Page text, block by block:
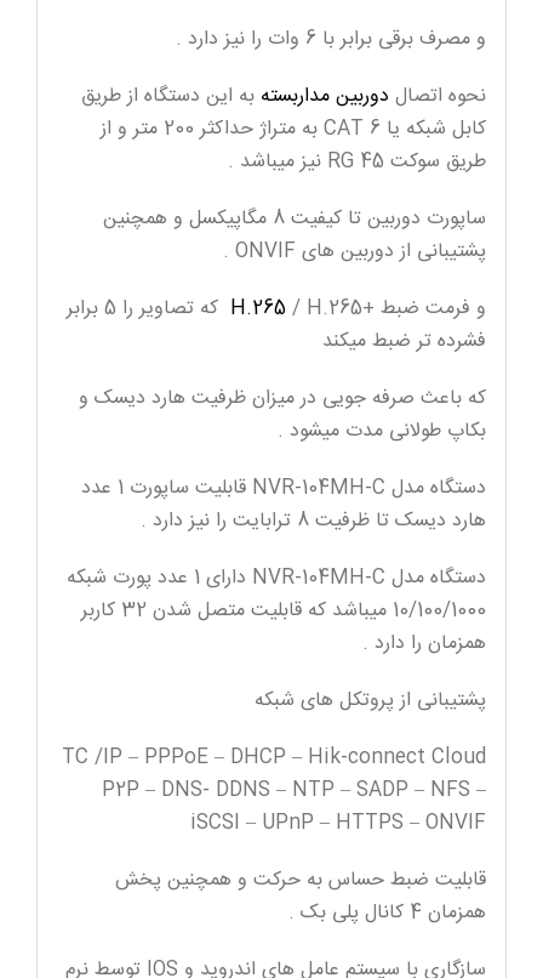
و مصرف برقی برابر با 6 وات را نیز دارد .
نحوه اتصال دوربین مداربسته به این دستگاه از طریق
کابل شبکه یا CAT 6 به متراژ حداکثر 200 متر و از
طریق سوکت RG 45 نیز میباشد .
ساپورت دوربین تا کیفیت 8 مگاپیکسل و همچنین
پشتیبانی از دوربین های ONVIF .
و فرمت ضبط +
H.265
/ H.265 که تصاویر را 5 برابر
فشرده تر ضبط میکند
که باعث صرفه جویی در میزان ظرفیت هارد دیسک و
بکاپ طولانی مدت میشود .
دستگاه مدل NVR-104MH-C قابلیت ساپورت 1 عدد
هارد دیسک تا ظرفیت 8 ترابایت را نیز دارد .
دستگاه مدل NVR-104MH-C دارای 1 عدد پورت شبکه
10/100/1000 میباشد که قابلیت متصل شدن 32 کاربر
همزمان را دارد .
پشتیبانی از پروتکل های شبکه
TC /IP – PPPoE – DHCP – Hik-connect Cloud
P2P – DNS- DDNS – NTP – SADP – NFS –
iSCSI – UPnP – HTTPS – ONVIF
قابلیت ضبط حساس به حرکت و همچنین پخش
همزمان 4 کانال پلی بک .
سازگاری با سیستم عامل های اندروید و IOS توسط نرم